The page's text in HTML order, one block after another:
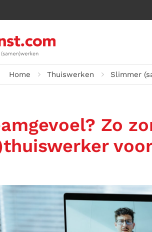
Home Thuiswerken Slimmer
Zo